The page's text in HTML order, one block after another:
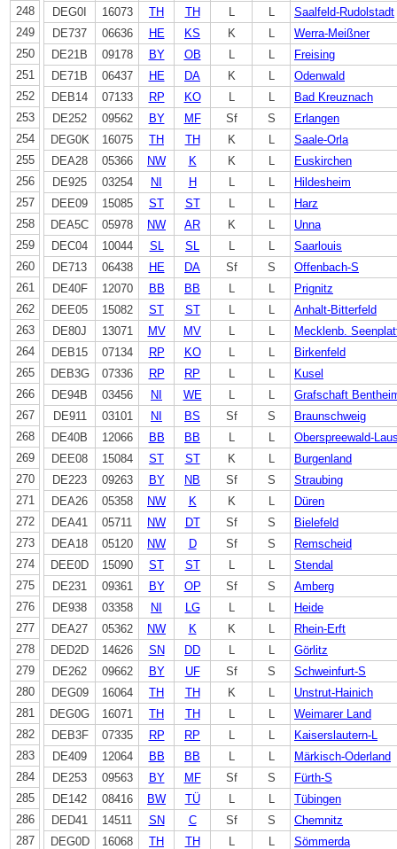
248
249
250
251
252
253
254
255
256
257
258
259
260
261
262
263
264
265
266
267
268
269
270
271
272
273
274
275
276
277
278
279
280
281
282
283
284
285
286
287
DEG0I 16073 TH TH L L
Saalfeld-Rudolstadt
DE737
06636 HE KS K L
Werra-Meißner
DE21B
09178 BY OB L L
Freising
DE71B
06437 HE DA K L
Odenwald
DEB14
07133 RP KO L L
Bad Kreuznach
DE252
09562 BY MF Sf S
Erlangen
DEG0K
16075 TH TH K L
Saale-Orla
DEA28
05366 NW K K L
Euskirchen
DE925
03254 NI H L L
Hildesheim
DEE09
15085 ST ST L L
Harz
DEA5C
05978 NW AR K L
Unna
DEC04
10044 SL SL L L
Saarlouis
DE713
06438 HE DA Sf S
Offenbach-S
DE40F
12070 BB BB L L
Prignitz
DEE05
15082 ST ST L L
Anhalt-Bitterfeld
DE80J
13071 MV MV L L
Mecklenb.
DEB15
07134 RP KO L L
Birkenfeld
DEB3G
07336 RP RP L L
Kusel
DE94B
03456 NI WE L L
Grafschaft
DE911
03101 NI BS Sf S
Braunschweig
DE40B
12066 BB BB L L
Oberspreewald-
DEE08
15084 ST ST K L
Burgenland
DE223
09263 BY NB Sf S
Straubing
DEA26
05358 NW K K L
Düren
DEA41
05711 NW DT Sf S
Bielefeld
DEA18
05120 NW D Sf S
Remscheid
DEE0D
15090 ST ST L L
Stendal
DE231
09361 BY OP Sf S
Amberg
DE938
03358 NI LG L L
Heide
DEA27
05362 NW K K L
Rhein-Erft
DED2D
14626 SN DD L L
Görlitz
DE262
09662 BY UF Sf S
Schweinfurt-S
DEG09
16064 TH TH K L
Unstrut-Hainich
DEG0G
16071 TH TH L L
Weimarer Land
DEB3F
07335 RP RP L L
Kaiserslautern-L
DE409
12064 BB BB L L
Märkisch-Oderland
DE253
09563 BY MF Sf S
Fürth-S
DE142
08416 BW TÜ L L
Tübingen
DED41
14511 SN C Sf S
Chemnitz
DEG0D
16068 TH TH L L
Sömmerda